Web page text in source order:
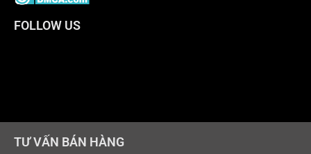
FOLLOW US
TƯ VẤN BÁN HÀNG